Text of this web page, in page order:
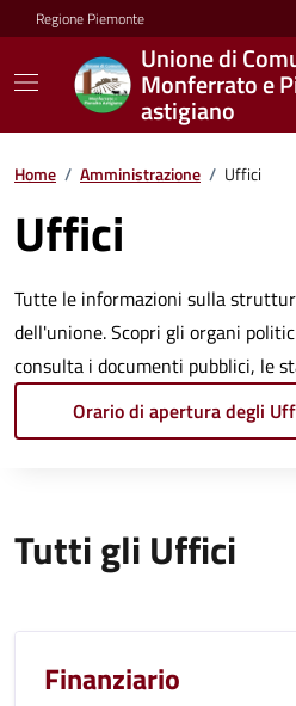
Regione Piemonte
Unione di
Monferrato e
astigiano
Home / Amministrazione / Uffici
Uffici
Tutte le informazioni sulla
dell'unione. Scopri gli organi
consulta i documenti pubblici, le
Orario di apertura degli
Tutti gli Uffici
Finanziario